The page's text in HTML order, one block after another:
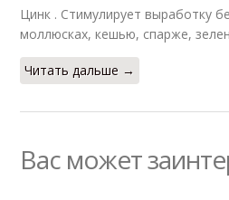
Цинк . Стимулирует выработку
моллюсках, кешью, спарже,
Читать дальше →
Вас может